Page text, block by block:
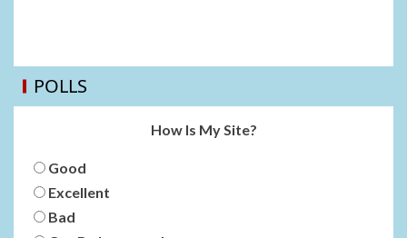
POLLS
How Is My Site?
Good
Excellent
Bad